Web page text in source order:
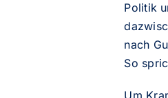
Politik
nach
So